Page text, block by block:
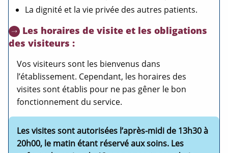
La dignité et la vie privée des autres patients.
Les horaires de visite et les obligations
des visiteurs :
Vos visiteurs sont les bienvenus dans
l’établissement. Cependant, les horaires des
visites sont établis pour ne pas gêner le bon
fonctionnement du service.
Les visites sont autorisées l’après-midi de 13h30 à
20h00, le matin étant réservé aux soins. Les